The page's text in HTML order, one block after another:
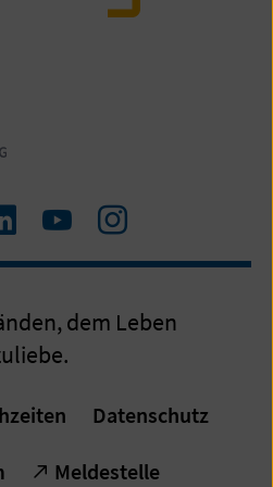
Zum
YouTube
Zum
Instagram
dem Leben
Datenschutz
Meldestelle